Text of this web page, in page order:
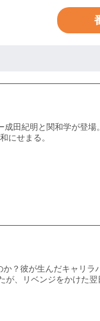
田紀明と関和学が登場
にせまる。
？彼が生んだキャリラ
が、リベンジをかけた